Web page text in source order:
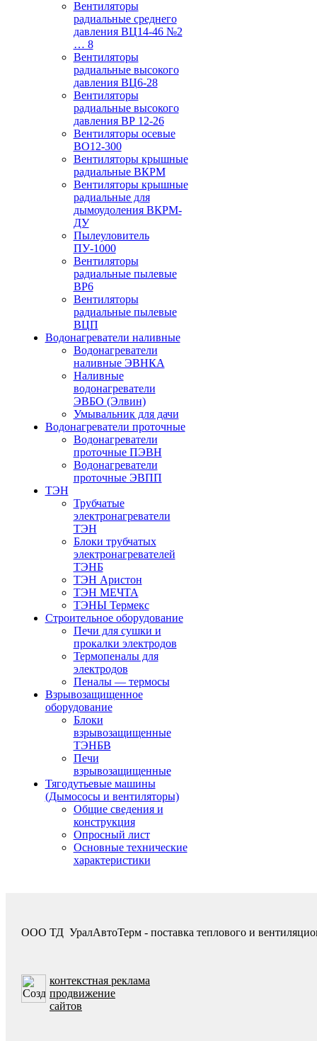
Вентиляторы
радиальные среднего
давления ВЦ14-46 №2
… 8
Вентиляторы
радиальные высокого
давления ВЦ6-28
Вентиляторы
радиальные высокого
давления ВР 12-26
Вентиляторы осевые
ВО12-300
Вентиляторы крышные
радиальные ВКРМ
Вентиляторы крышные
радиальные для
дымоудоления ВКРМ-
ДУ
Пылеуловитель
ПУ-1000
Вентиляторы
радиальные пылевые
ВР6
Вентиляторы
радиальные пылевые
ВЦП
Водонагреватели наливные
Водонагреватели
наливные ЭВНКА
Наливные
водонагреватели
ЭВБО (Элвин)
Умывальник для дачи
Водонагреватели проточные
Водонагреватели
проточные ПЭВН
Водонагреватели
проточные ЭВПП
ТЭН
Трубчатые
электронагреватели
ТЭН
Блоки трубчатых
электронагревателей
ТЭНБ
ТЭН Аристон
ТЭН МЕЧТА
ТЭНЫ Термекс
Строительное оборудование
Печи для сушки и
прокалки электродов
Термопеналы для
электродов
Пеналы — термосы
Взрывозащищенное
оборудование
Блоки
взрывозащищенные
ТЭНБВ
Печи
взрывозащищенные
Тягодутьевые машины
(Дымососы и вентиляторы)
Общие сведения и
конструкция
Опросный лист
Основные технические
характеристики
ООО ТД УралАвтоТерм - поставка теплового и
контекстная реклама
продвижение
сайтов